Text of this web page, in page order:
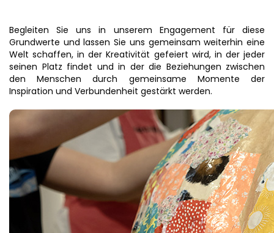
Begleiten Sie uns in unserem Engagement für diese
Grundwerte und lassen Sie uns gemeinsam weiterhin eine
Welt schaffen, in der Kreativität gefeiert wird, in der jeder
seinen Platz findet und in der die Beziehungen zwischen
den Menschen durch gemeinsame Momente der
Inspiration und Verbundenheit gestärkt werden.